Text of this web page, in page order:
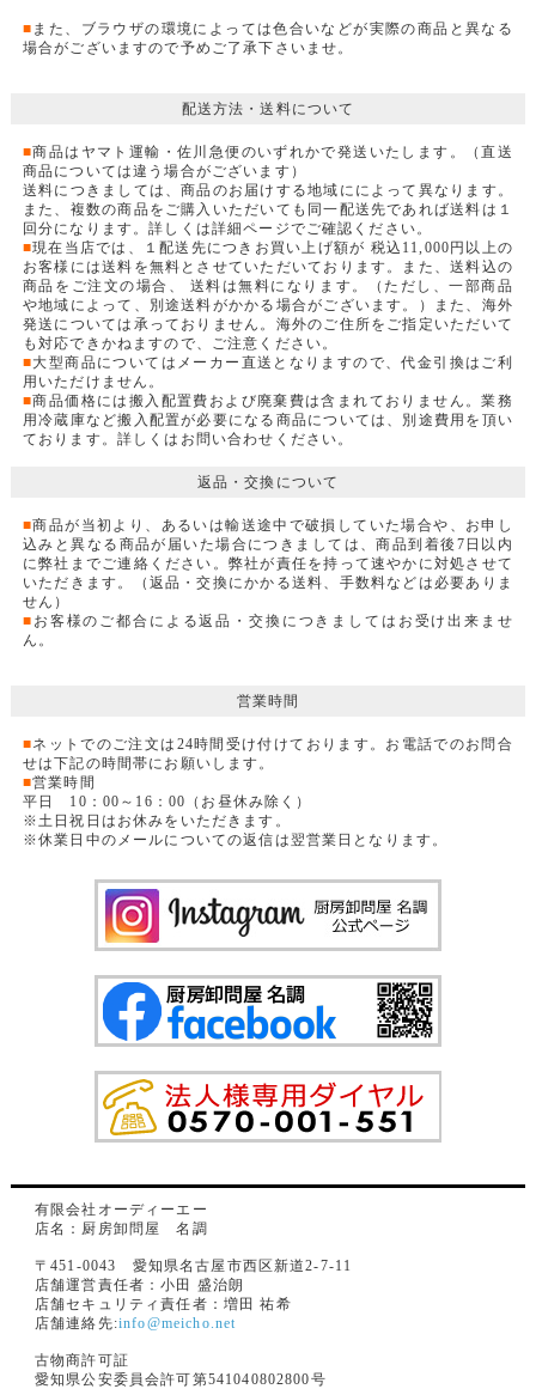
■ また、ブラウザの環境によっては色合いなどが実際の商品と異なる
場合がございますので予めご了承下さいませ。
配送方法・送料について
■商品はヤマト運輸・佐川急便のいずれかで発送いたします。（直送
商品については違う場合がございます）
送料につきましては、商品のお届けする地域にによって異なります。
また、複数の商品をご購入いただいても同一配送先であれば送料は１
回分になります。詳しくは詳細ページでご確認ください。
■現在当店では、１配送先につきお買い上げ額が 税込11,000円以上の
お客様には送料を無料とさせていただいております。また、送料込の
商品をご注文の場合、 送料は無料になります。（ただし、一部商品
や地域によって、別途送料がかかる場合がございます。）また、海外
発送については承っておりません。海外のご住所をご指定いただいて
も対応できかねますので、ご注意ください。
■大型商品についてはメーカー直送となりますので、代金引換はご利
用いただけません。
■商品価格には搬入配置費および廃棄費は含まれておりません。業務
用冷蔵庫など搬入配置が必要になる商品については、別途費用を頂い
ております。詳しくはお問い合わせください。
返品・交換について
■商品が当初より、あるいは輸送途中で破損していた場合や、お申し
込みと異なる商品が届いた場合につきましては、商品到着後7日以内
に弊社までご連絡ください。弊社が責任を持って速やかに対処させて
いただきます。（返品・交換にかかる送料、手数料などは必要ありま
せん）
■ お客様のご都合による返品・交換につきましてはお受け出来ませ
ん。
営業時間
■ネットでのご注文は24時間受け付けております。お電話でのお問合
せは下記の時間帯にお願いします。
■営業時間
平日 10：00～16：00（お昼休み除く）
※土日祝日はお休みをいただきます。
※休業日中のメールについての返信は翌営業日となります。
有限会社オーディーエー
店名：厨房卸問屋 名調
〒451-0043 愛知県名古屋市西区新道2-7-11
店舗運営責任者：小田 盛治朗
店舗セキュリティ責任者：増田 祐希
店舗連絡先:info@meicho.net
古物商許可証
愛知県公安委員会許可第541040802800号